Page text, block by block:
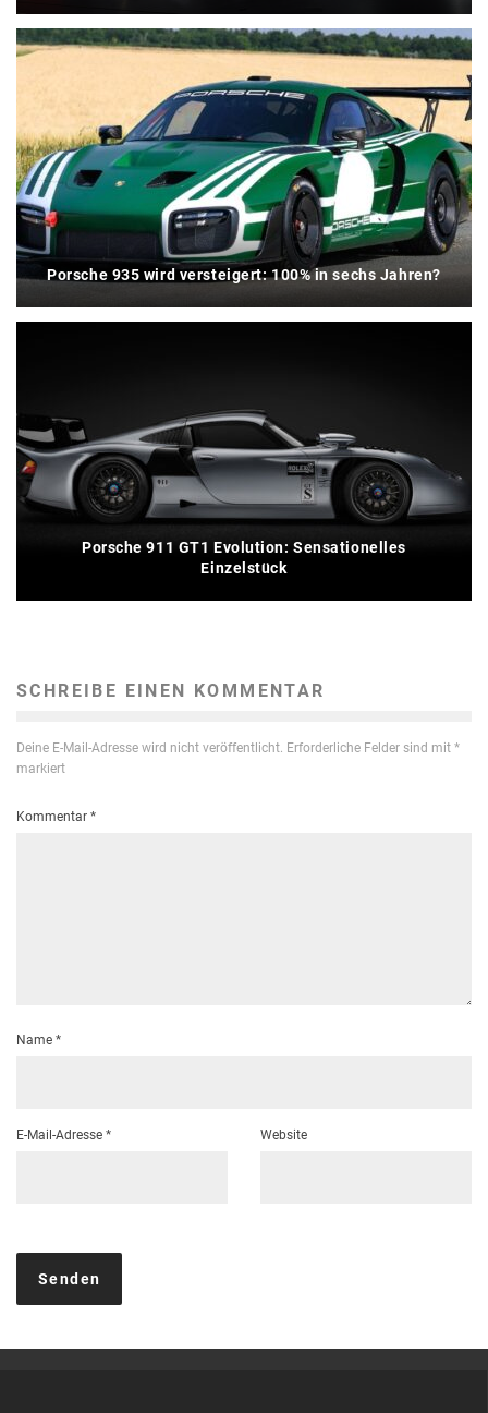
Porsche 935 wird versteigert: 100% in sechs Jahren?
Porsche 911 GT1 Evolution: Sensationelles
Einzelstück
SCHREIBE EINEN KOMMENTAR
Deine E-Mail-Adresse wird nicht veröffentlicht. Erforderliche Felder sind mit *
markiert
Kommentar *
Name *
E-Mail-Adresse * Website